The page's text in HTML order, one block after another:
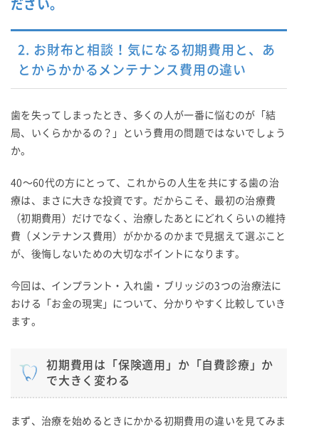
ださい。
2. お財布と相談！気になる初期費用と、あ
とからかかるメンテナンス費用の違い
歯を失ってしまったとき、多くの人が一番に悩むのが「結
局、いくらかかるの？」という費用の問題ではないでしょう
か。
40〜60代の方にとって、これからの人生を共にする歯の治
療は、まさに大きな投資です。だからこそ、最初の治療費
（初期費用）だけでなく、治療したあとにどれくらいの維持
費（メンテナンス費用）がかかるのかまで見据えて選ぶこと
が、後悔しないための大切なポイントになります。
今回は、インプラント・入れ歯・ブリッジの3つの治療法に
おける「お金の現実」について、分かりやすく比較していき
ます。
初期費用は「保険適用」か「自費診療」か
で大きく変わる
まず、治療を始めるときにかかる初期費用の違いを見てみま